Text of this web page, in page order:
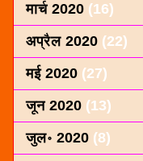
मार्च 2020 (16)
अप्रैल 2020 (22)
मई 2020 (27)
जून 2020 (13)
जुल॰ 2020 (8)